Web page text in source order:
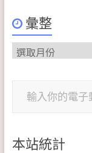
彙整
彙
整
本站統計